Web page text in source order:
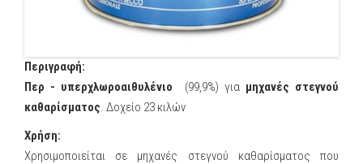
Περιγραφή:
Περ - υπερχλωροαιθυλένιο (99,9%) γιαμηχανές στεγνού
καθαρίσματος. Δοχείο 23 κιλών
Χρήση:
Χρησιμοποιείται σε μηχανές στεγνού καθαρίσματος που